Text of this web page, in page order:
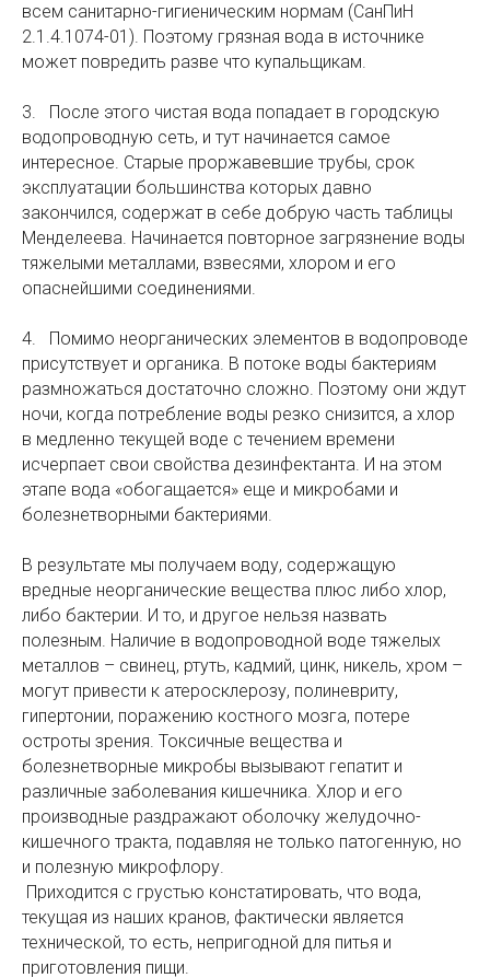
всем санитарно-гигиеническим нормам (СанПиН
2.1.4.1074-01). Поэтому грязная вода в источнике
может повредить разве что купальщикам.
3. После этого чистая вода попадает в городскую
водопроводную сеть, и тут начинается самое
интересное. Старые проржавевшие трубы, срок
эксплуатации большинства которых давно
закончился, содержат в себе добрую часть таблицы
Менделеева. Начинается повторное загрязнение воды
тяжелыми металлами, взвесями, хлором и его
опаснейшими соединениями.
4. Помимо неорганических элементов в водопроводе
присутствует и органика. В потоке воды бактериям
размножаться достаточно сложно. Поэтому они ждут
ночи, когда потребление воды резко снизится, а хлор
в медленно текущей воде с течением времени
исчерпает свои свойства дезинфектанта. И на этом
этапе вода «обогащается» еще и микробами и
болезнетворными бактериями.
В результате мы получаем воду, содержащую
вредные неорганические вещества плюс либо хлор,
либо бактерии. И то, и другое нельзя назвать
полезным. Наличие в водопроводной воде тяжелых
металлов – свинец, ртуть, кадмий, цинк, никель, хром –
могут привести к атеросклерозу, полиневриту,
гипертонии, поражению костного мозга, потере
остроты зрения. Токсичные вещества и
болезнетворные микробы вызывают гепатит и
различные заболевания кишечника. Хлор и его
производные раздражают оболочку желудочно-
кишечного тракта, подавляя не только патогенную, но
и полезную микрофлору.
Приходится с грустью констатировать, что вода,
текущая из наших кранов, фактически является
технической, то есть, непригодной для питья и
приготовления пищи.